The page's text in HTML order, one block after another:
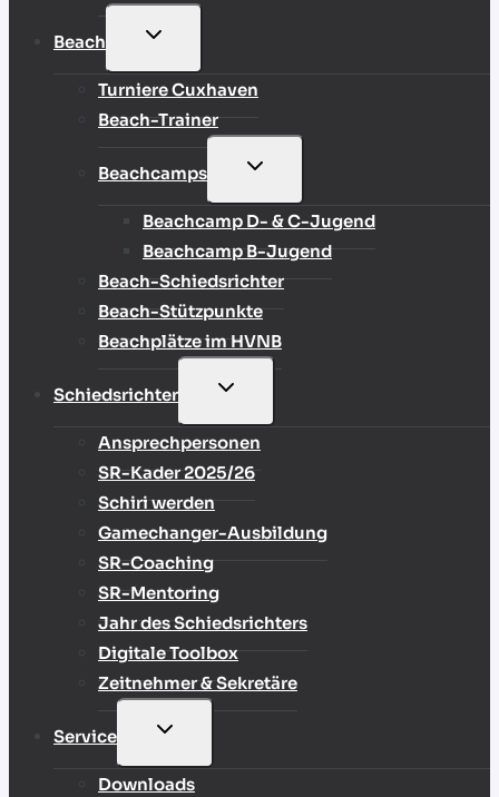
Beach
UNTERMENÜ
Turniere Cuxhaven
Beach-Trainer
Beachcamps
UNTERMENÜ
Beachcamp D- & C-Jugend
Beachcamp B-Jugend
Beach-Schiedsrichter
Beach-Stützpunkte
Beachplätze im HVNB
Schiedsrichter
UNTERMENÜ
Ansprechpersonen
SR-Kader 2025/26
Schiri werden
Gamechanger-Ausbildung
SR-Coaching
SR-Mentoring
Jahr des Schiedsrichters
Digitale Toolbox
Zeitnehmer & Sekretäre
Service
UNTERMENÜ
Downloads